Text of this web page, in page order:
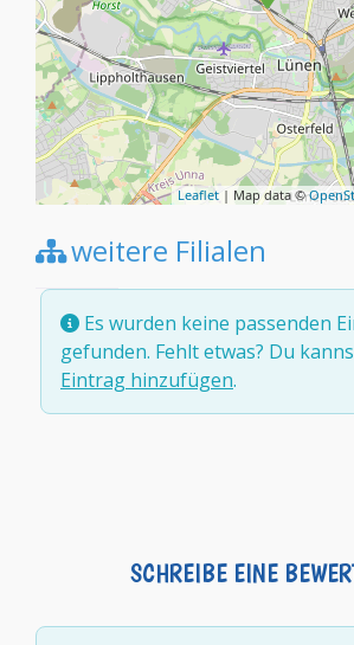
Leaflet | Map data ©
weitere Filialen
Es wurden keine passenden
gefunden. Fehlt etwas? Du
Eintrag hinzufügen.
SCHREIBE EINE